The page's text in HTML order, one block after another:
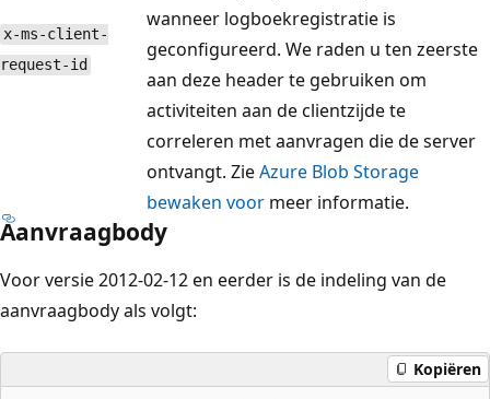
x-ms-client-
request-id
wanneer logboekregistratie is
geconfigureerd. We raden u ten zeerste
aan deze header te gebruiken om
activiteiten aan de clientzijde te
correleren met aanvragen die de server
ontvangt. ZieAzure Blob Storage
bewaken voor meer informatie.
Aanvraagbody
Voor versie 2012-02-12 en eerder is de indeling van de
aanvraagbody als volgt:
Kopiëren